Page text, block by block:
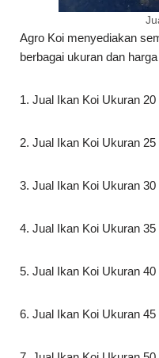
Agro Koi menyediakan
berbagai ukuran dan
1. Jual Ikan Koi Ukuran 20
2. Jual Ikan Koi Ukuran 25
3. Jual Ikan Koi Ukuran 30
4. Jual Ikan Koi Ukuran 35
5. Jual Ikan Koi Ukuran 40
6. Jual Ikan Koi Ukuran 45